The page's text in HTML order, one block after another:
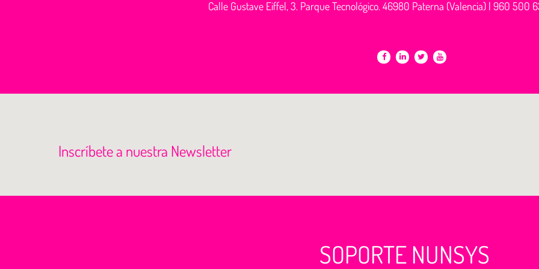
Calle Gustave Eiffel, 3. Parque Tecnológico. 46980 Paterna (Valencia) | 960 500
Inscríbete a nuestra Newsletter
SOPORTE NUNSYS